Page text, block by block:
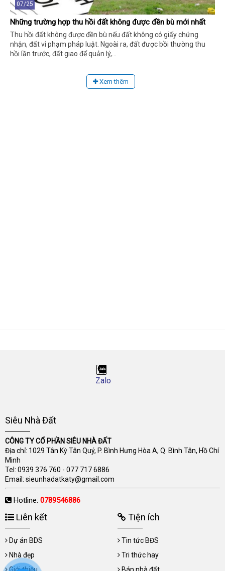
07/25
Những trường hợp thu hồi đất không được đền bù mới nhất
Thu hồi đất không được đền bù nếu đất không có giấy chứng
nhận, đất vi phạm pháp luật. Ngoài ra, đất được bồi thường thu
hồi lần trước, đất giao để quản lý,...
Xem thêm
Zalo
Siêu Nhà Đất
CÔNG TY CỔ PHẦN SIÊU NHÀ ĐẤT
Địa chỉ: 1029 Tân Kỳ Tân Quý, P. Bình Hưng Hòa A, Q. Bình Tân, Hồ Chí
Minh
Tel: 0939 376 760 - 077 717 6886
Email: sieunhadatkaty@gmail.com
Hotline: 0789546886
Liên kết
Dự án BDS
Nhà đẹp
Tiện ích
Tin tức BĐS
Tri thức hay